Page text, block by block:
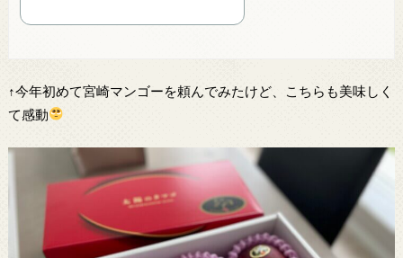
↑今年初めて宮崎マンゴーを頼んでみたけど、こちらも美味しく
て感動